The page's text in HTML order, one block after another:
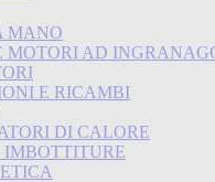
MANO
MOTORI AD
E RICAMBI
DI CALORE
IMBOTTITURE